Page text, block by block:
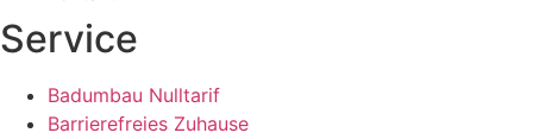
Service
Badumbau Nulltarif
Barrierefreies Zuhause